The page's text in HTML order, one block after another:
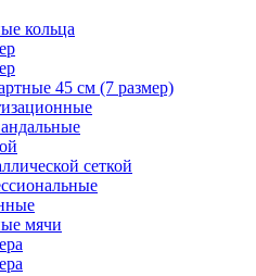
кольца
45 см (7 размер)
сеткой
мячи